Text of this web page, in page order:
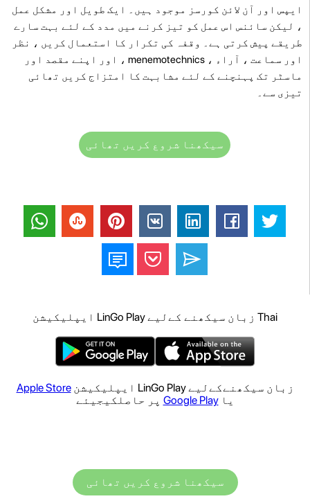
ایپس اور آن لائن کورسز موجود ہیں۔ ایک طویل اور مشکل عمل
، لیکن سائنس اس عمل کو تیز کرنے میں مدد کے لئے بہت سارے
طریقے پیش کرتی ہے۔ وقفہ کی تکرار کا استعمال کریں ، نظر
اور سماعت ، آراء ، menemotechnics ، اور اپنے مقصد اور
ماسٹر تک پہنچنے کے لئے مشابہت کا امتزاج کریں تھائی
تیزی سے۔
سیکھنا شروع کریں تھائی
Thai زبان سیکھنے کےلیے LinGo Play ایپلیکیشن
زبان سیکھنےکےلیے LinGo Play ایپلیکیشن
Apple Store
یاGoogle Play پر حاصلکیجیئے
سیکھنا شروع کریں تھائی